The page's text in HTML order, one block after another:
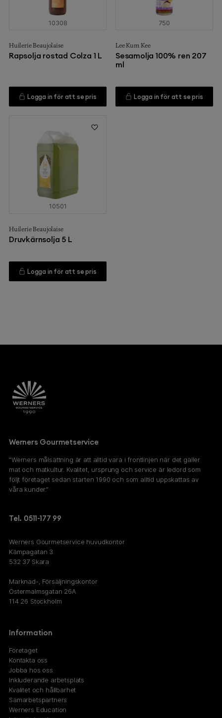
10308
Huilerie Beaujolaise
Rapsolja rostad Colza 1 L
Logga in för att se pris
750
Lee Kum Kee
Sesamolja 100% ren 207
ml
Logga in för att se pris
10501
Huilerie Beaujolaise
Druvkärnsolja 5 L
Logga in för att se pris
Werners Gourmetservice
”Werners målsättning är att alltid vara i frontlinjen när det gäller
mat och matkultur. Kvalitet, ursprung och service är ledord som
följt företaget sedan starten 1990 och som alltid uppskattas av
våra kunder.”
Tel. 0511-177 99
Werners Gourmetservice huvudkontor
Kämpagatan 3
532 37 Skara
Marknad-, Försäljningskontor
Östermalmsgatan 26A
114 26 Stockholm
Information
Företaget
Kontakta oss
Jobba hos oss
Inkluderande arbetsplats
Kvalitet och hållbarhet
Samarbetspartners
Werners Education